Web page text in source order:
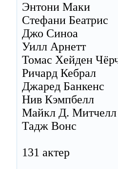
Энтони Маки
Стефани Беатрис
Джо Синоа
Уилл Арнетт
Томас Хейден
Ричард Кебрал
Джаред Банкенс
Нив Кэмпбелл
Майкл Д. Митчелл
Тадж Вонс
131 актер